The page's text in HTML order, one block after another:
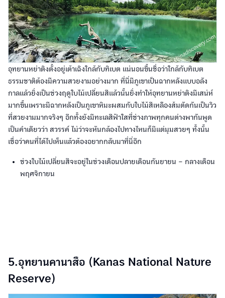
อุทยานหย่าติงตั้งอยู่เต้าเฉิงใกล้กับทิเบต แน่นอนขึ้นชื่อว่าใกล้กับทิเบต
ธรรมชาติต้องมีความสวยงามอย่างมาก ที่นี่มีภูเขาเป็นฉากหลังแบบอลัง
กาลแล้วยิ่งเป็นช่วงฤดูใบไม้เปลี่ยนสีแล้วนั้นยิ่งทำให้อุทยานหย่าติงมีเสน่ห์
มากขึ้นเพราะมีฉากหลังเป็นภูเขาหิมะผสมกับใบไม้สีเหลืองส้มตัดกันเป็นวิว
ที่สวยงามมากจริงๆ อีกทั้งยังมีทะเลสีฟ้าใสที่ช่างภาพทุกคนต่างพากันพูด
เป็นคำเดียวว่า สวรรค์ ไม่ว่าจะหันกล้องไปทางไหนก็มีแต่มุมสวยๆ ทั้งนั้น
เชื่อว่าคนที่ได้ไปเห็นแล้วต้องอยากกลับมาที่นี่อีก
ช่วงใบไม้เปลี่ยนสีจะอยู่ในช่วงเดือนปลายเดือนกันยายน – กลางเดือน
พฤศจิกายน
5.อุทยานคานาสือ (Kanas National Nature
Reserve)